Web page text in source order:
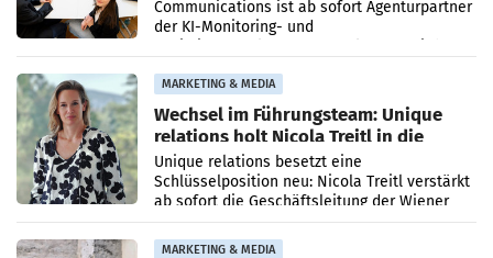
Communications ist ab sofort Agenturpartner
der KI-Monitoring- und
MARKETING & MEDIA
Wechsel im Führungsteam: Unique
relations holt Nicola Treitl in die
Geschäftsleitung
Unique relations besetzt eine
Schlüsselposition neu: Nicola Treitl verstärkt
ab sofort die Geschäftsleitung der Wiener
PR-Agentur an der Seite von Josef Kalina und
Anna Kalina-Mahr.
MARKETING & MEDIA